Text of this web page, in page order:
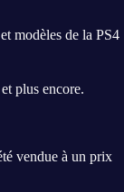
modèles de la PS4
plus encore.
vendue à un prix